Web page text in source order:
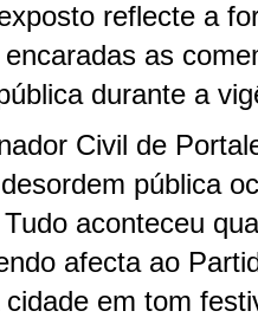
reflecte a
as
durante a
Civil de
pública
aconteceu
afecta ao
em tom